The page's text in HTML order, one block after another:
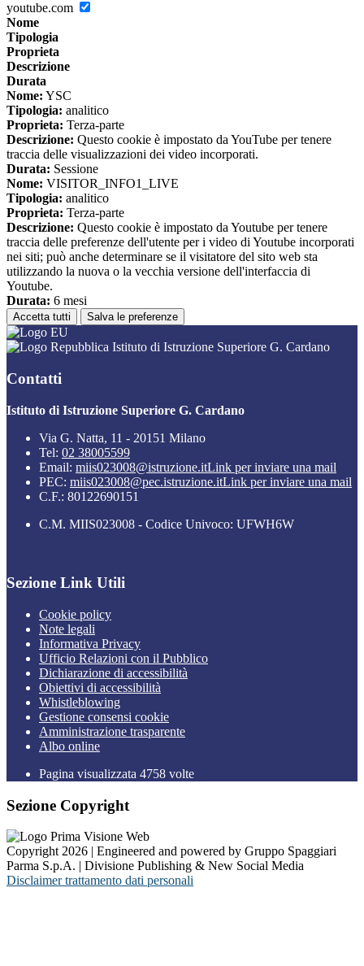
youtube.com
Nome
Tipologia
Proprieta
Descrizione
Durata
Nome: YSC
Tipologia: analitico
Proprieta: Terza-parte
Descrizione: Questo cookie è impostato da YouTube per tenere
traccia delle visualizzazioni dei video incorporati.
Durata: Sessione
Nome: VISITOR_INFO1_LIVE
Tipologia: analitico
Proprieta: Terza-parte
Descrizione: Questo cookie è impostato da Youtube per tenere
traccia delle preferenze dell'utente per i video di Youtube incorporati
nei siti; può anche determinare se il visitatore del sito web sta
utilizzando la nuova o la vecchia versione dell'interfaccia di
Youtube.
Durata: 6 mesi
Accetta tutti Salva le preferenze
Istituto di Istruzione Superiore G. Cardano
Contatti
Istituto di Istruzione Superiore G. Cardano
Via G. Natta, 11 - 20151 Milano
Tel: 02 38005599
Email: miis023008@istruzione.itLink per inviare una mail
PEC: miis023008@pec.istruzione.itLink per inviare una mail
C.F.: 80122690151
C.M. MIIS023008 - Codice Univoco: UFWH6W
Sezione Link Utili
Cookie policy
Note legali
Informativa Privacy
Ufficio Relazioni con il Pubblico
Dichiarazione di accessibilità
Obiettivi di accessibilità
Whistleblowing
Gestione consensi cookie
Amministrazione trasparente
Albo online
Pagina visualizzata 4758 volte
Sezione Copyright
Copyright 2026 | Engineered and powered by Gruppo Spaggiari
Parma S.p.A. | Divisione Publishing & New Social Media
Disclaimer trattamento dati personali